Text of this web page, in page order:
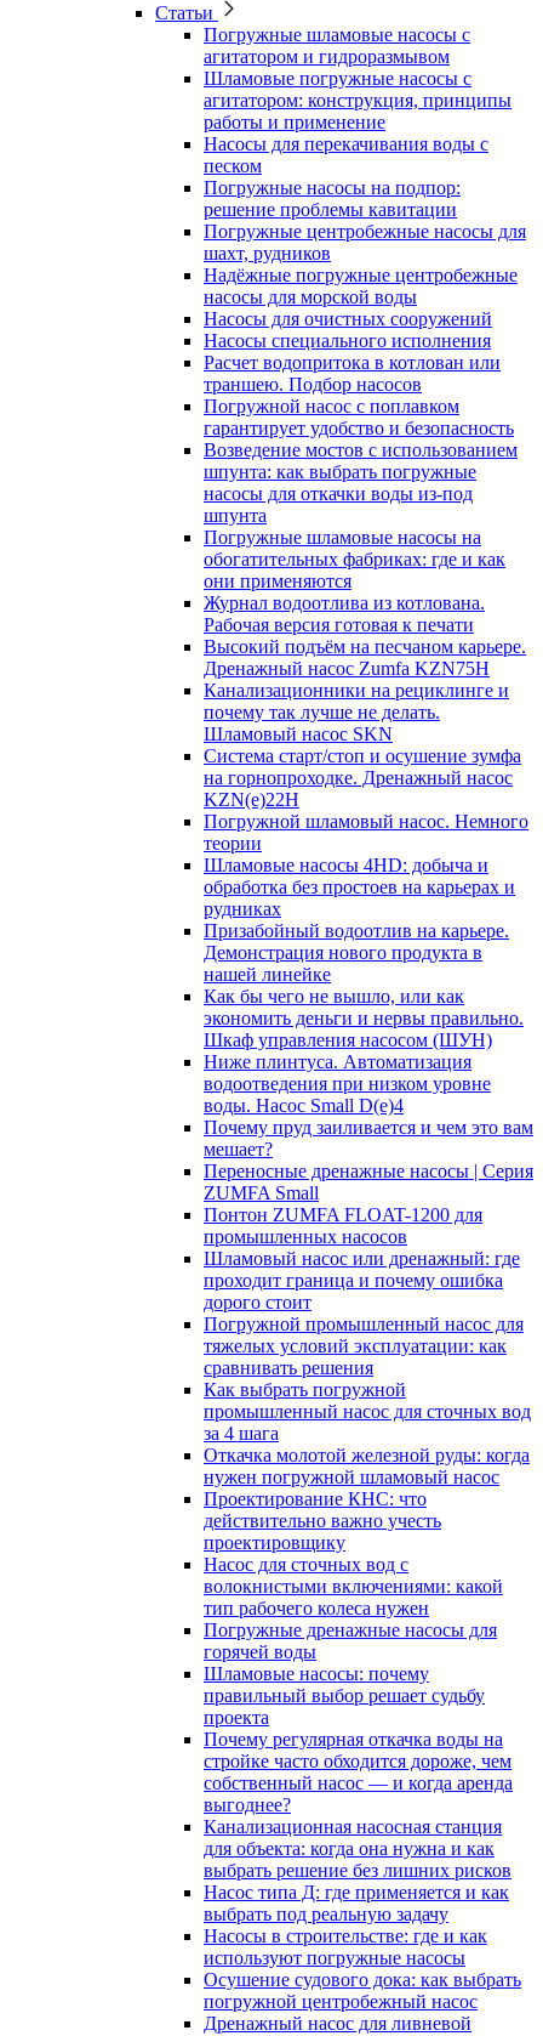
Статьи
Погружные шламовые насосы с
агитатором и гидроразмывом
Шламовые погружные насосы с
агитатором: конструкция, принципы
работы и применение
Насосы для перекачивания воды с
песком
Погружные насосы на подпор:
решение проблемы кавитации
Погружные центробежные насосы для
шахт, рудников
Надёжные погружные центробежные
насосы для морской воды
Насосы для очистных сооружений
Насосы специального исполнения
Расчет водопритока в котлован или
траншею. Подбор насосов
Погружной насос с поплавком
гарантирует удобство и безопасность
Возведение мостов с использованием
шпунта: как выбрать погружные
насосы для откачки воды из-под
шпунта
Погружные шламовые насосы на
обогатительных фабриках: где и как
они применяются
Журнал водоотлива из котлована.
Рабочая версия готовая к печати
Высокий подъём на песчаном карьере.
Дренажный насос Zumfa KZN75H
Канализационники на рециклинге и
почему так лучше не делать.
Шламовый насос SKN
Система старт/стоп и осушение зумфа
на горнопроходке. Дренажный насос
KZN(e)22H
Погружной шламовый насос. Немного
теории
Шламовые насосы 4HD: добыча и
обработка без простоев на карьерах и
рудниках
Призабойный водоотлив на карьере.
Демонстрация нового продукта в
нашей линейке
Как бы чего не вышло, или как
экономить деньги и нервы правильно.
Шкаф управления насосом (ШУН)
Ниже плинтуса. Автоматизация
водоотведения при низком уровне
воды. Насос Small D(e)4
Почему пруд заиливается и чем это вам
мешает?
Переносные дренажные насосы | Серия
ZUMFA Small
Понтон ZUMFA FLOAT-1200 для
промышленных насосов
Шламовый насос или дренажный: где
проходит граница и почему ошибка
дорого стоит
Погружной промышленный насос для
тяжелых условий эксплуатации: как
сравнивать решения
Как выбрать погружной
промышленный насос для сточных вод
за 4 шага
Откачка молотой железной руды: когда
нужен погружной шламовый насос
Проектирование КНС: что
действительно важно учесть
проектировщику
Насос для сточных вод с
волокнистыми включениями: какой
тип рабочего колеса нужен
Погружные дренажные насосы для
горячей воды
Шламовые насосы: почему
правильный выбор решает судьбу
проекта
Почему регулярная откачка воды на
стройке часто обходится дороже, чем
собственный насос — и когда аренда
выгоднее?
Канализационная насосная станция
для объекта: когда она нужна и как
выбрать решение без лишних рисков
Насос типа Д: где применяется и как
выбрать под реальную задачу
Насосы в строительстве: где и как
используют погружные насосы
Осушение судового дока: как выбрать
погружной центробежный насос
Дренажный насос для ливневой